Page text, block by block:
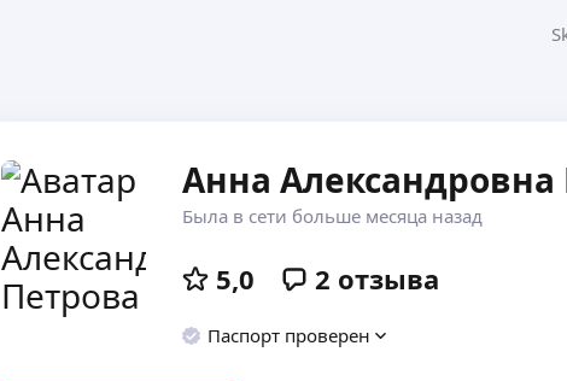
Анна Александровна
Была в сети больше месяца назад
5,0 2 отзыва
Паспорт проверен